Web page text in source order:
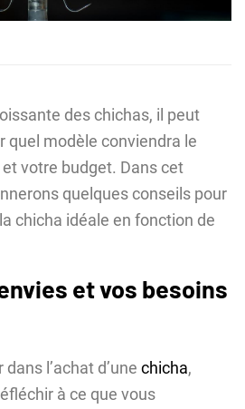
des chichas, il peut
quel modèle conviendra le
votre budget. Dans cet
quelques conseils pour
chicha idéale en fonction de
et vos besoins
l’achat d’une chicha,
à ce que vous